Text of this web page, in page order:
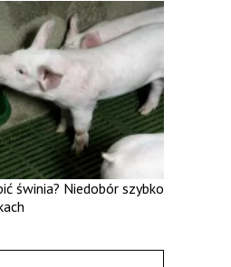
świnia? Niedobór szybko